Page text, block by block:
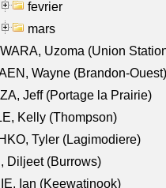
fevrier
mars
Uzoma (Union
Wayne (Brandon-Ouest)
Jeff (Portage la Prairie)
Kelly (Thompson)
Tyler (Lagimodiere)
Diljeet (Burrows)
Ian (Keewatinook)